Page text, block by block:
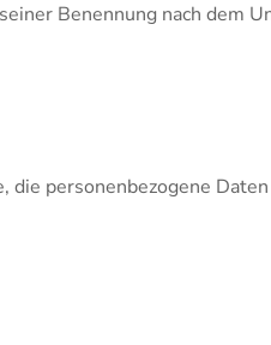
Benennung nach dem
die personenbezogene